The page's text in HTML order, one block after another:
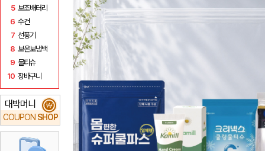
5 보조배터리
6 수건
7 선풍기
8 보온보냉백
9 물티슈
10 장바구니
대박머니
COUPON SHOP
₩